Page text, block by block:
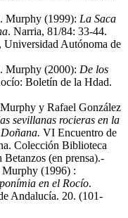
Murphy (1999): La Saca
. Narria, 81/84: 33-44.
Universidad Autónoma de
Murphy (2000): De los
Boletín de la Hdad.
y Rafael González
sevillanas rocieras en la
VI Encuentro de
Colección Biblioteca
(en prensa).-
(1996) :
en el Rocío.
Andalucía. 20. (101-